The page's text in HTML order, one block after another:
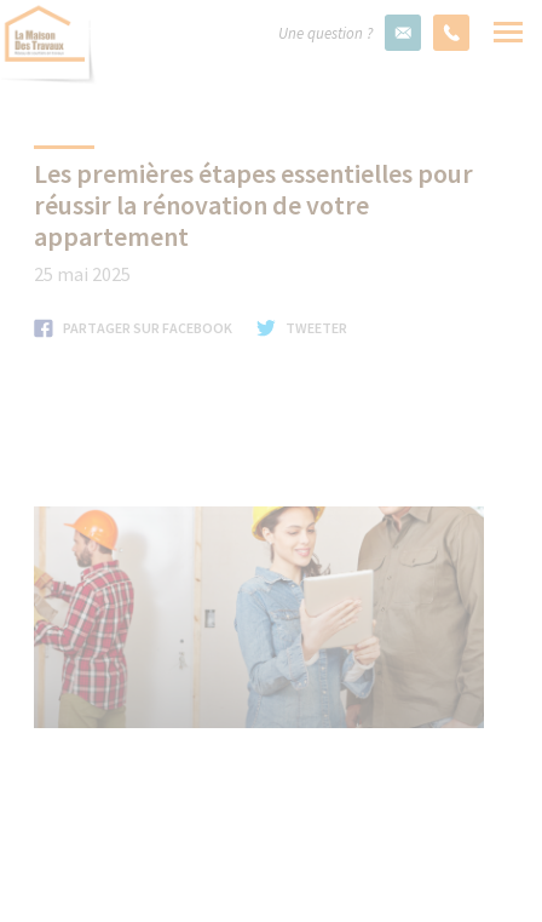
Une question ?
Les premières étapes essentielles pour
réussir la rénovation de votre
appartement
25 mai 2025
PARTAGER SUR FACEBOOK TWEETER